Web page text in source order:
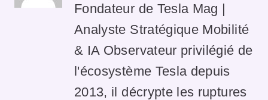
Fondateur de Tesla Mag |
Analyste Stratégique Mobilité
& IA Observateur privilégié de
l'écosystème Tesla depuis
2013, il décrypte les ruptures